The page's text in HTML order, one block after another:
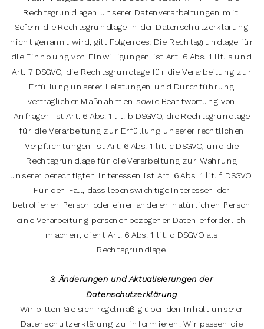
Rechtsgrundlagen unserer Datenverarbeitungen mit.
Sofern die Rechtsgrundlage in der Datenschutzerklärung
nicht genannt wird, gilt Folgendes: Die Rechtsgrundlage für
die Einholung von Einwilligungen ist Art. 6 Abs. 1 lit. a und
Art. 7 DSGVO, die Rechtsgrundlage für die Verarbeitung zur
Erfüllung unserer Leistungen und Durchführung
vertraglicher Maßnahmen sowie Beantwortung von
Anfragen ist Art. 6 Abs. 1 lit. b DSGVO, die Rechtsgrundlage
für die Verarbeitung zur Erfüllung unserer rechtlichen
Verpflichtungen ist Art. 6 Abs. 1 lit. c DSGVO, und die
Rechtsgrundlage für die Verarbeitung zur Wahrung
unserer berechtigten Interessen ist Art. 6 Abs. 1 lit. f DSGVO.
Für den Fall, dass lebenswichtige Interessen der
betroffenen Person oder einer anderen natürlichen Person
eine Verarbeitung personenbezogener Daten erforderlich
machen, dient Art. 6 Abs. 1 lit. d DSGVO als
Rechtsgrundlage.
3. Änderungen und Aktualisierungen der
Datenschutzerklärung
Wir bitten Sie sich regelmäßig über den Inhalt unserer
Datenschutzerklärung zu informieren. Wir passen die